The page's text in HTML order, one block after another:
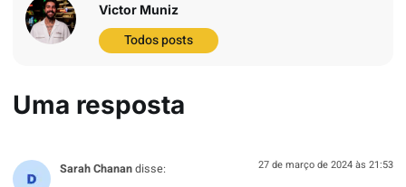
Victor Muniz
Todos posts
Uma resposta
Sarah Chanandisse: 27 de março de 2024 às 21:53